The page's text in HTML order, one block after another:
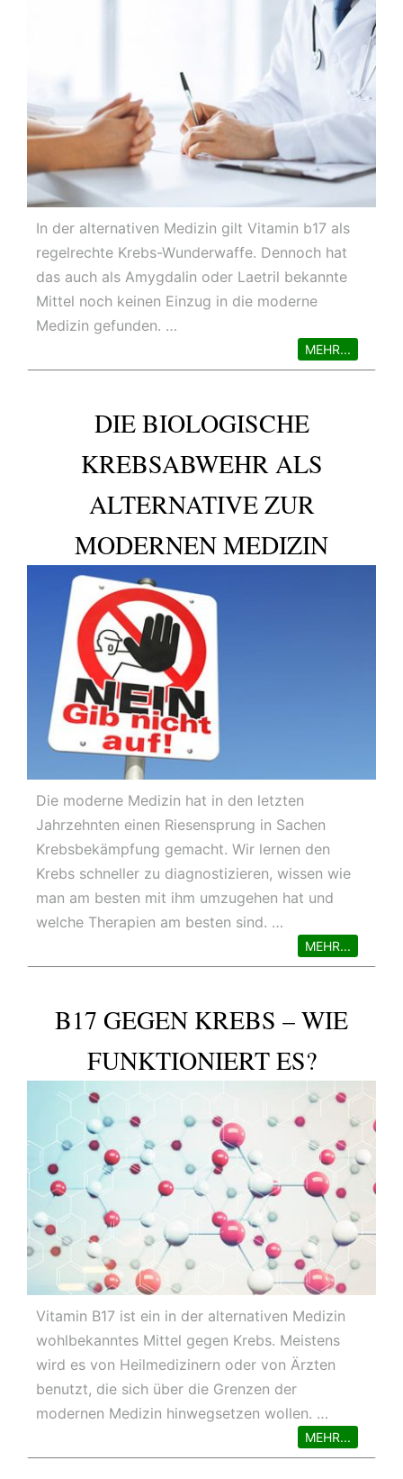
In der alternativen Medizin gilt Vitamin b17 als
regelrechte Krebs-Wunderwaffe. Dennoch hat
das auch als Amygdalin oder Laetril bekannte
Mittel noch keinen Einzug in die moderne
Medizin gefunden. …
MEHR...
DIE BIOLOGISCHE
KREBSABWEHR ALS
ALTERNATIVE ZUR
MODERNEN MEDIZIN
Die moderne Medizin hat in den letzten
Jahrzehnten einen Riesensprung in Sachen
Krebsbekämpfung gemacht. Wir lernen den
Krebs schneller zu diagnostizieren, wissen wie
man am besten mit ihm umzugehen hat und
welche Therapien am besten sind. …
MEHR...
B17 GEGEN KREBS – WIE
FUNKTIONIERT ES?
Vitamin B17 ist ein in der alternativen Medizin
wohlbekanntes Mittel gegen Krebs. Meistens
wird es von Heilmedizinern oder von Ärzten
benutzt, die sich über die Grenzen der
modernen Medizin hinwegsetzen wollen. …
MEHR...